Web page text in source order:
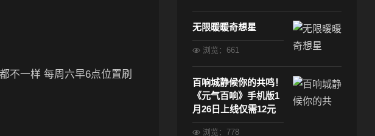
不一样 每周六早6点位置刷
无限暖暖奇想星
浏览：661
百响城静候你的共鸣！
《元气百响》手机版1
月26日上线仅需12元
浏览：778